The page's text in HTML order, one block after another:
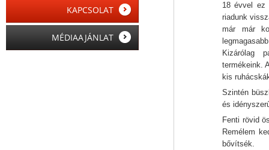
18 évvel ez
riadunk
már már
Kizárólag
termékeink.
kis
Szintén
és
Fenti rövid
Remélem
bővítsék.
KAPCSOLAT
MÉDIAAJÁNLAT